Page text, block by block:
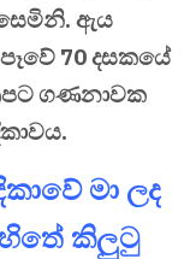
ඇය
70 දසකයේ
ගණනාවක
මා ලද
හිතේ කිලුටු